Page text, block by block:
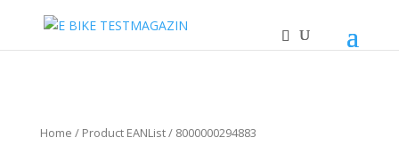
Home / Product EANList / 8000000294883